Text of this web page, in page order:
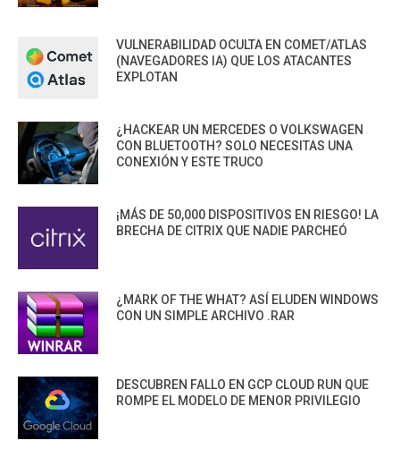
VULNERABILIDAD OCULTA EN COMET/ATLAS
(NAVEGADORES IA) QUE LOS ATACANTES
EXPLOTAN
¿HACKEAR UN MERCEDES O VOLKSWAGEN
CON BLUETOOTH? SOLO NECESITAS UNA
CONEXIÓN Y ESTE TRUCO
¡MÁS DE 50,000 DISPOSITIVOS EN RIESGO! LA
BRECHA DE CITRIX QUE NADIE PARCHEÓ
¿MARK OF THE WHAT? ASÍ ELUDEN WINDOWS
CON UN SIMPLE ARCHIVO .RAR
DESCUBREN FALLO EN GCP CLOUD RUN QUE
ROMPE EL MODELO DE MENOR PRIVILEGIO